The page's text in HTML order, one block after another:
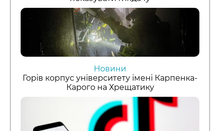
Новини
Горів корпус університету імені Карпенка-
Карого на Хрещатику